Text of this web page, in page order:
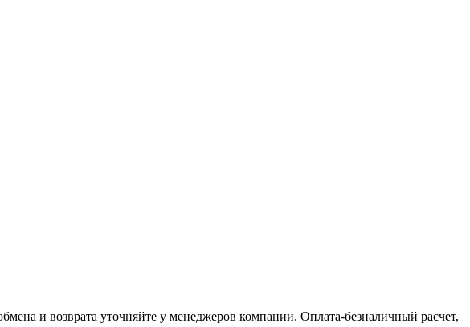
и возврата уточняйте у менеджеров компании. Оплата-безналичный расчет,